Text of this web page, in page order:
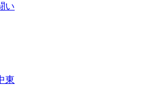
い
東